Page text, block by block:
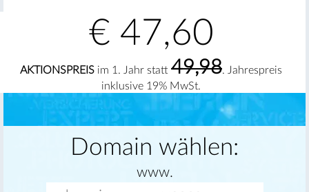
€ 47,60
AKTIONSPREIS im 1. Jahr statt 49,98. Jahrespreis
inklusive 19% MwSt.
Domain wählen:
www.